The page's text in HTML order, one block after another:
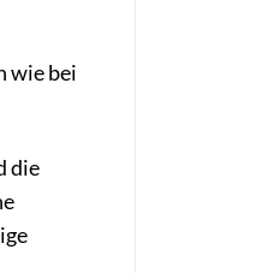
wie bei
die